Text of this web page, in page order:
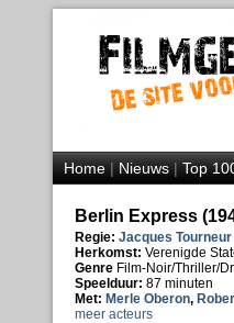
Home|Nieuws|Top
Berlin Express
Regie: Jacques Tourneur
Herkomst: Verenigde
Genre Film-Noir/Thriller/
Speelduur: 87 minuten
Met: Merle Oberon,
meer acteurs